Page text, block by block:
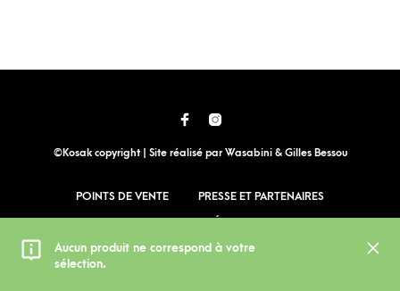
Aucun produit ne correspond à votre
sélection.
©Kosak copyright | Site réalisé par Wasabini& Gilles Bessou
POINTS DE VENTE PRESSE ET PARTENAIRES
MENTIONS LÉGALES
CONDITIONS GÉNÉRALES DE VENTE